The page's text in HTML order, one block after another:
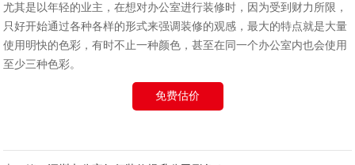
尤其是以年轻的业主，在想对办公室进行装修时，因为受到财力所限，
只好开始通过各种各样的形式来强调装修的观感，最大的特点就是大量
使用明快的色彩，有时不止一种颜色，甚至在同一个办公室内也会使用
至少三种色彩。
免费估价